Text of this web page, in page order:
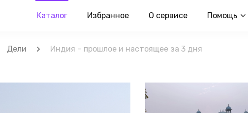
Каталог Избранное О сервисе Помощь
Дели Индия – прошлое и настоящее за 3 дня